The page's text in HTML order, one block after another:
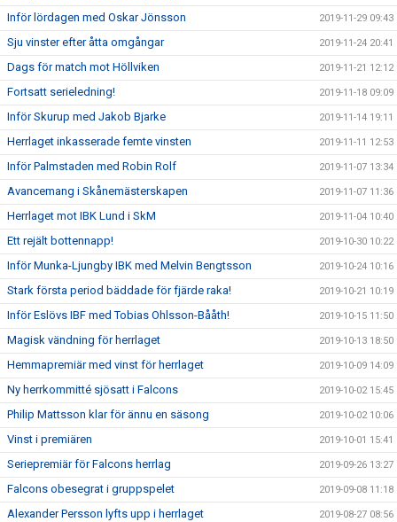
Inför lördagen med Oskar Jönsson 2019-11-29 09:43
Sju vinster efter åtta omgångar 2019-11-24 20:41
Dags för match mot Höllviken 2019-11-21 12:12
Fortsatt serieledning! 2019-11-18 09:09
Inför Skurup med Jakob Bjarke 2019-11-14 19:11
Herrlaget inkasserade femte vinsten 2019-11-11 12:53
Inför Palmstaden med Robin Rolf 2019-11-07 13:34
Avancemang i Skånemästerskapen 2019-11-07 11:36
Herrlaget mot IBK Lund i SkM 2019-11-04 10:40
Ett rejält bottennapp! 2019-10-30 10:22
Inför Munka-Ljungby IBK med Melvin Bengtsson 2019-10-24 10:16
Stark första period bäddade för fjärde raka! 2019-10-21 10:19
Inför Eslövs IBF med Tobias Ohlsson-Bååth! 2019-10-15 11:50
Magisk vändning för herrlaget 2019-10-13 18:50
Hemmapremiär med vinst för herrlaget 2019-10-09 14:09
Ny herrkommitté sjösatt i Falcons 2019-10-02 15:45
Philip Mattsson klar för ännu en säsong 2019-10-02 10:06
Vinst i premiären 2019-10-01 15:41
Seriepremiär för Falcons herrlag 2019-09-26 13:27
Falcons obesegrat i gruppspelet 2019-09-08 11:18
Alexander Persson lyfts upp i herrlaget 2019-08-27 08:56